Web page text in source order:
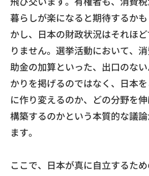
暮らしが楽になると期待するか
かし、日本の財政状況はそれほ
りません。 選挙活動において、
助金の加算といった、 出口のな
かりを掲げるのではなく、 日本
に作り変えるのか、 どの分野を
構築するのかという本質的な議
ます。
ここで、 日本が真に自立するた